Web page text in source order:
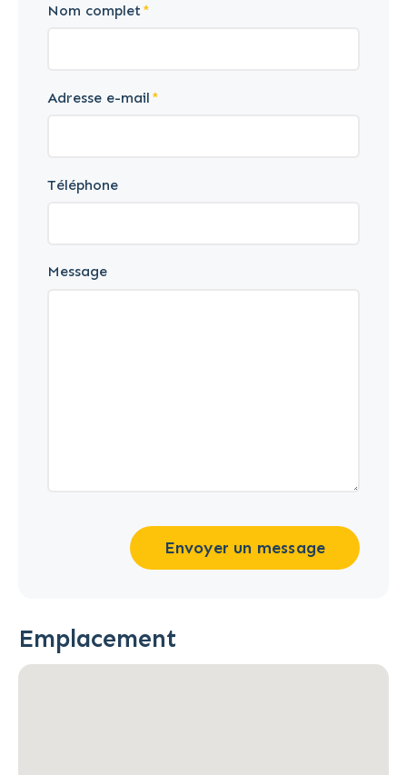
Nom complet
Adresse e-mail
Téléphone
Message
Envoyer un message
Emplacement